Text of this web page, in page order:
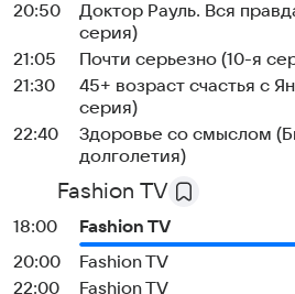
20:50
Доктор Рауль. Вся
серия)
21:05
Почти серьезно (10-я
21:30
45+ возраст счастья с
серия)
22:40
Здоровье со смыслом
долголетия)
Fashion TV
18:00
Fashion TV
20:00
Fashion TV
22:00
Fashion TV